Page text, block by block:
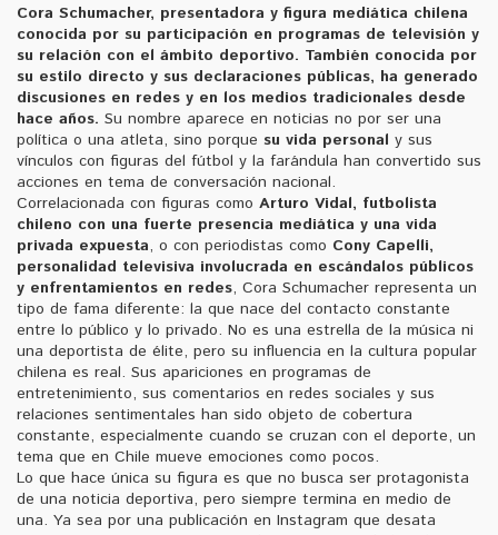
Cora Schumacher, presentadora y figura mediática chilena
conocida por su participación en programas de televisión y
su relación con el ámbito deportivo. También conocida por
su estilo directo y sus declaraciones públicas, ha generado
discusiones en redes y en los medios tradicionales desde
hace años. Su nombre aparece en noticias no por ser una
política o una atleta, sino porque su vida personal y sus
vínculos con figuras del fútbol y la farándula han convertido sus
acciones en tema de conversación nacional.
Correlacionada con figuras como Arturo Vidal, futbolista
chileno con una fuerte presencia mediática y una vida
privada expuesta, o con periodistas como Cony Capelli,
personalidad televisiva involucrada en escándalos públicos
y enfrentamientos en redes, Cora Schumacher representa un
tipo de fama diferente: la que nace del contacto constante
entre lo público y lo privado. No es una estrella de la música ni
una deportista de élite, pero su influencia en la cultura popular
chilena es real. Sus apariciones en programas de
entretenimiento, sus comentarios en redes sociales y sus
relaciones sentimentales han sido objeto de cobertura
constante, especialmente cuando se cruzan con el deporte, un
tema que en Chile mueve emociones como pocos.
Lo que hace única su figura es que no busca ser protagonista
de una noticia deportiva, pero siempre termina en medio de
una. Ya sea por una publicación en Instagram que desata